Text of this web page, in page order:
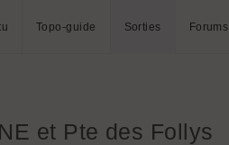
Topo-guide Sorties Forums
et Pte des Follys